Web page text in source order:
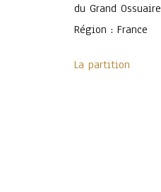
du Grand Ossuaire
Région : France
La partition